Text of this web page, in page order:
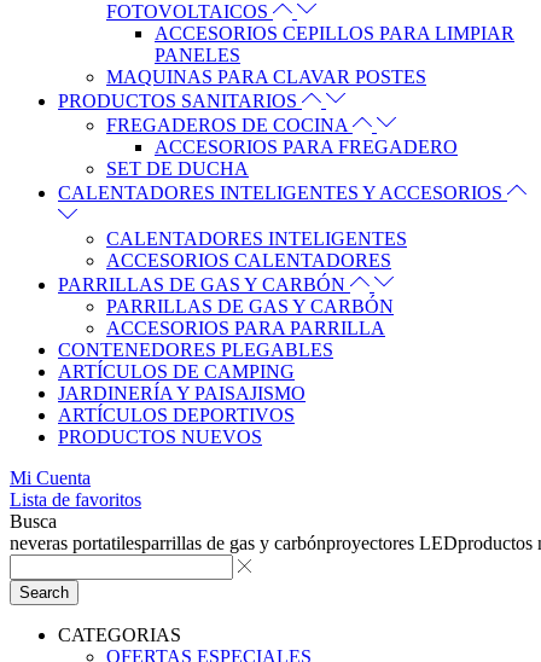
FOTOVOLTAICOS
ACCESORIOS CEPILLOS PARA LIMPIAR
PANELES
MAQUINAS PARA CLAVAR POSTES
PRODUCTOS SANITARIOS
FREGADEROS DE COCINA
ACCESORIOS PARA FREGADERO
SET DE DUCHA
CALENTADORES INTELIGENTES Y ACCESORIOS
CALENTADORES INTELIGENTES
ACCESORIOS CALENTADORES
PARRILLAS DE GAS Y CARBÓN
PARRILLAS DE GAS Y CARBÓN
ACCESORIOS PARA PARRILLA
CONTENEDORES PLEGABLES
ARTÍCULOS DE CAMPING
JARDINERÍA Y PAISAJISMO
ARTÍCULOS DEPORTIVOS
PRODUCTOS NUEVOS
Mi Cuenta
Lista de favoritos
Busca
neveras portatilesparrillas de gas y carbónproyectores LEDproductos
Search
CATEGORIAS
OFERTAS ESPECIALES